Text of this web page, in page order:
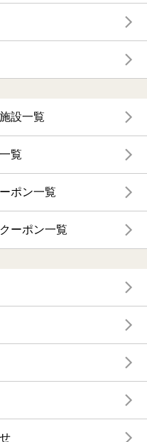
設一覧
覧
ポン一覧
ーポン一覧